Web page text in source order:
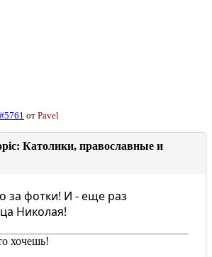
#5761 от Pavel
Католики, православные и
за фотки! И - еще раз
Николая!
хочешь!